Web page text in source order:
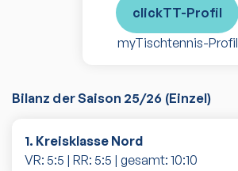
clickTT-Profil
myTischtennis-Profil
Bilanz der Saison 25/26 (Einzel)
1. Kreisklasse Nord
VR: 5:5 | RR: 5:5 | gesamt: 10:10